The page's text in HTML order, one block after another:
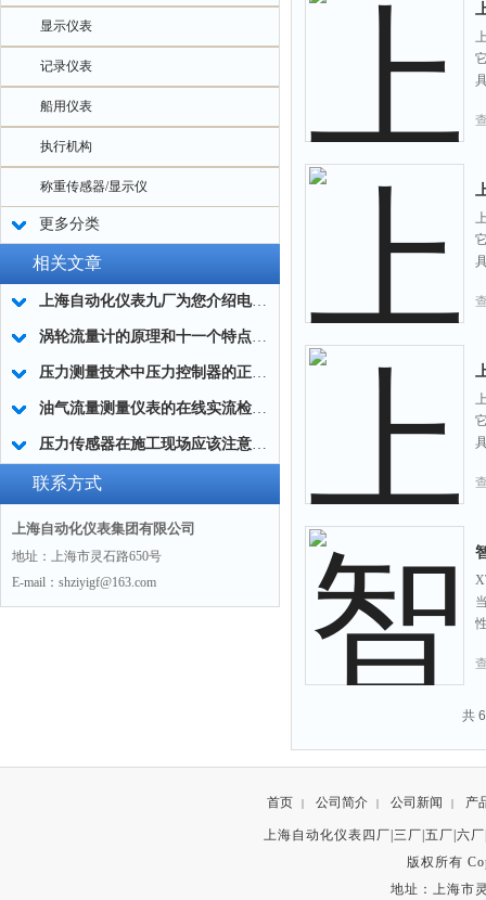
显示仪表
记录仪表
船用仪表
执行机构
称重传感器/显示仪
更多分类
相关文章
上海自动化仪表九厂为您介绍电磁流量计安装要求
涡轮流量计的原理和十一个特点讲解
压力测量技术中压力控制器的正确使用说明
油气流量测量仪表的在线实流检定问题
压力传感器在施工现场应该注意的几个方面
联系方式
上海自动化仪表集团有限公司
地址：上海市灵石路650号
E-mail：shziyigf@163.com
共
首页 | 公司简介 | 公司新闻 | 产
上海自动化仪表四厂|三厂|五厂|六
版权所有
地址：上海市